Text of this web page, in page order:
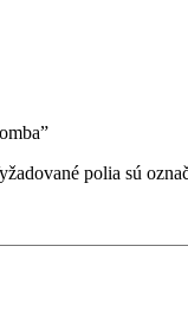
polia sú